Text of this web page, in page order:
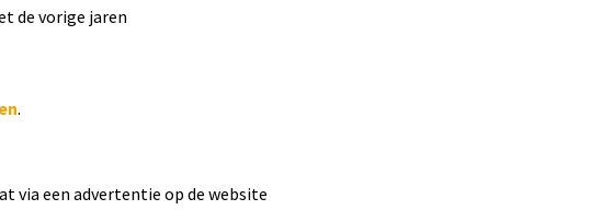
de vorige jaren
.
via een advertentie op de website